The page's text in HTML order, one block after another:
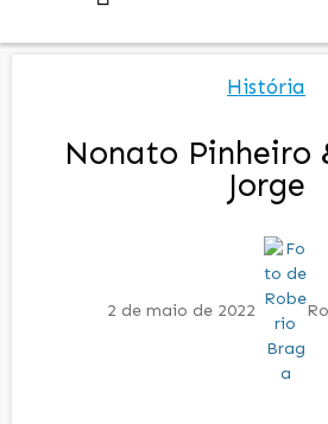
História
Nonato Pinheiro
Jorge
2 de maio de 2022